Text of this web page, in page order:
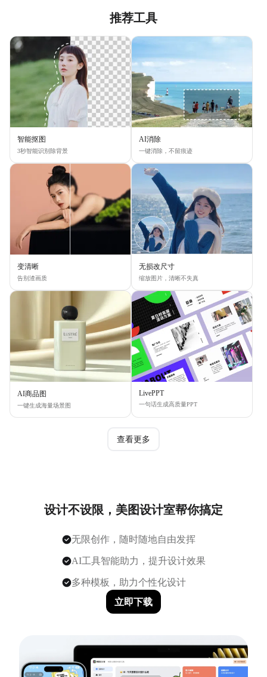
推荐工具
智能抠图
3秒智能识别除背景
AI消除
一键消除，不留痕迹
变清晰
告别渣画质
无损改尺寸
缩放图片，清晰不失真
AI商品图
一键生成海量场景图
LivePPT
一句话生成高质量PPT
查看更多
设计不设限，美图设计室帮你搞定
无限创作，随时随地自由发挥
AI工具智能助力，提升设计效果
多种模板，助力个性化设计
立即下载